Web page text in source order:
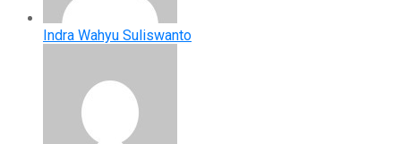
Indra Wahyu Suliswanto